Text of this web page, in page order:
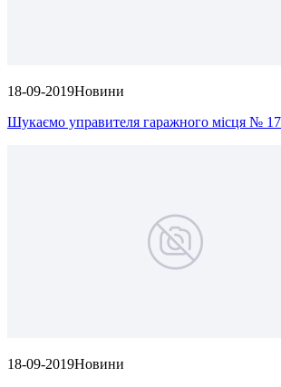
18-09-2019Новини
Шукаємо управителя гаражного місця №
18-09-2019Новини